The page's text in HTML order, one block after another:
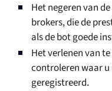
Het negeren van
brokers, die de
als de bot goede
Het verlenen van
controleren waar
geregistreerd.